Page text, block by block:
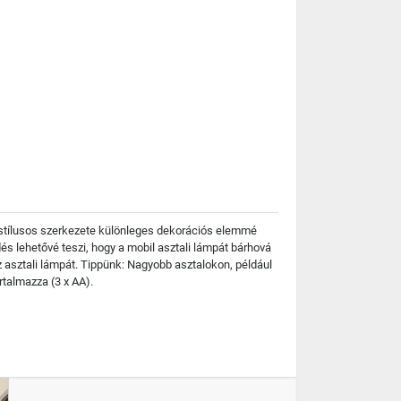
szerkezete különleges dekorációs elemmé
lehetővé teszi, hogy a mobil asztali lámpát bárhová
lámpát. Tippünk: Nagyobb asztalokon, például
(3 x AA).